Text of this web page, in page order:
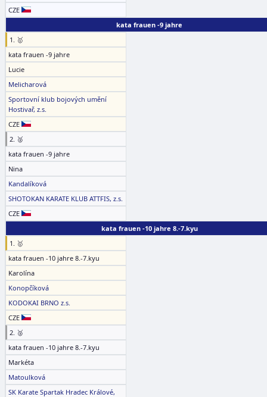
CZE
kata frauen -9 jahre
1. 🥇
kata frauen -9 jahre
Lucie
Melicharová
Sportovní klub bojových umění
Hostivař, z.s.
CZE
2. 🥈
kata frauen -9 jahre
Nina
Kandalíková
SHOTOKAN KARATE KLUB ATTFIS, z.s.
CZE
kata frauen -10 jahre 8.-7.kyu
1. 🥇
kata frauen -10 jahre 8.-7.kyu
Karolína
Konopčíková
KODOKAI BRNO z.s.
CZE
2. 🥈
kata frauen -10 jahre 8.-7.kyu
Markéta
Matoulková
SK Karate Spartak Hradec Králové,